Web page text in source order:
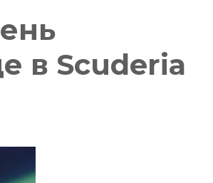
в Scuderia